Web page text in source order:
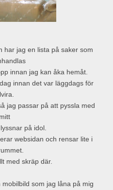
har jag en lista på saker som
innan jag kan åka hemåt.
innan det var läggdags för
jag passar på att pyssla med
mitt
på idol.
websidan och rensar lite i
med skräp där.
som jag låna på mig